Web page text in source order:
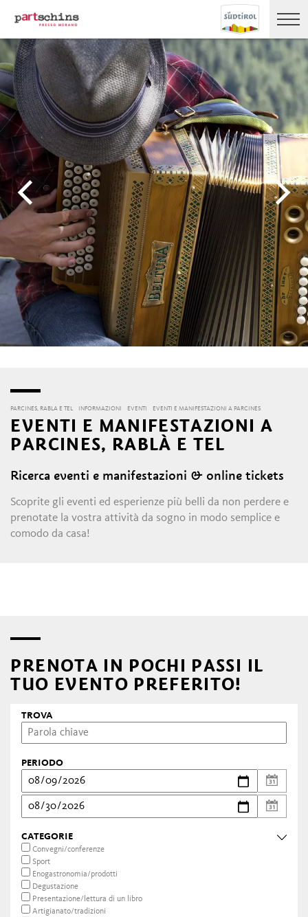
PARCINES, RABLA E TEL INFORMAZIONI EVENTI EVENTI E MANIFESTAZIONI A PARCINES
EVENTI E MANIFESTAZIONI A
PARCINES, RABLÀ E TEL
Ricerca eventi e manifestazioni & online tickets
Scoprite gli eventi ed esperienze più belli da non perdere e
prenotate la vostra attività da sogno in modo semplice e
comodo da casa!
PRENOTA IN POCHI PASSI IL
TUO EVENTO PREFERITO!
TROVA
PERIODO
CATEGORIE
Convegni/conferenze
Sport
Enogastronomia/prodotti
Degustazione
Presentazione/lettura di un libro
Artigianato/tradizioni